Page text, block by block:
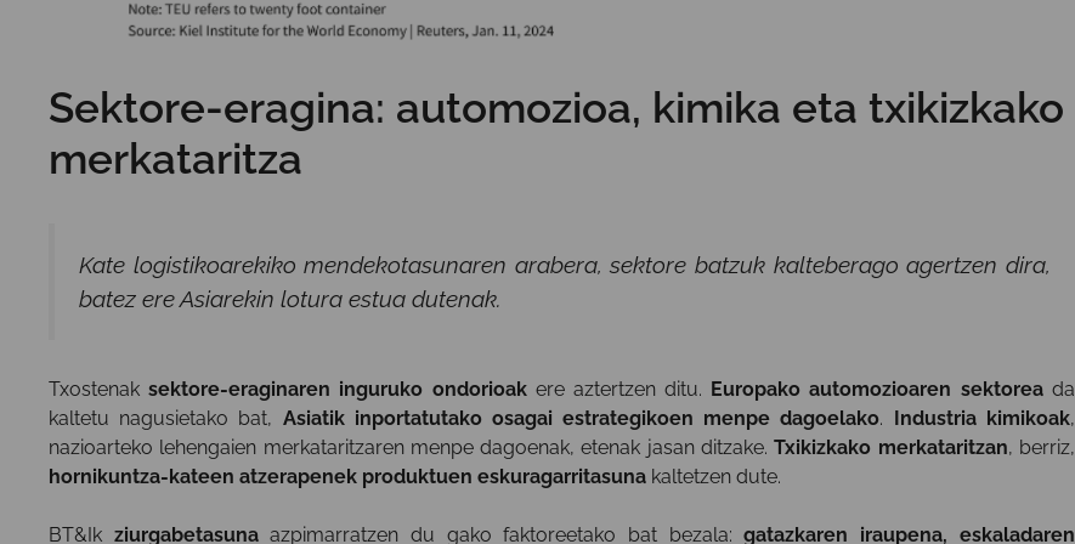
Sektore-eragina: automozioa, kimika eta txikizkako
merkataritza
Kate logistikoarekiko mendekotasunaren arabera, sektore batzuk kalteberago agertzen dira,
batez ere Asiarekin lotura estua dutenak.
Txostenaksektore-eraginaren inguruko ondorioakere aztertzen ditu. Europako automozioaren sektoreada
kaltetu nagusietako bat, Asiatik inportatutako osagai estrategikoen menpe dagoelako. Industria kimikoak,
nazioarteko lehengaien merkataritzaren menpe dagoenak, etenak jasan ditzake.Txikizkako merkataritzan, berriz,
hornikuntza-kateen atzerapenek produktuen eskuragarritasuna kaltetzen dute.
BT&Ik ziurgabetasunaazpimarratzen du gako faktoreetako bat bezala:gatazkaren iraupena, eskaladaren